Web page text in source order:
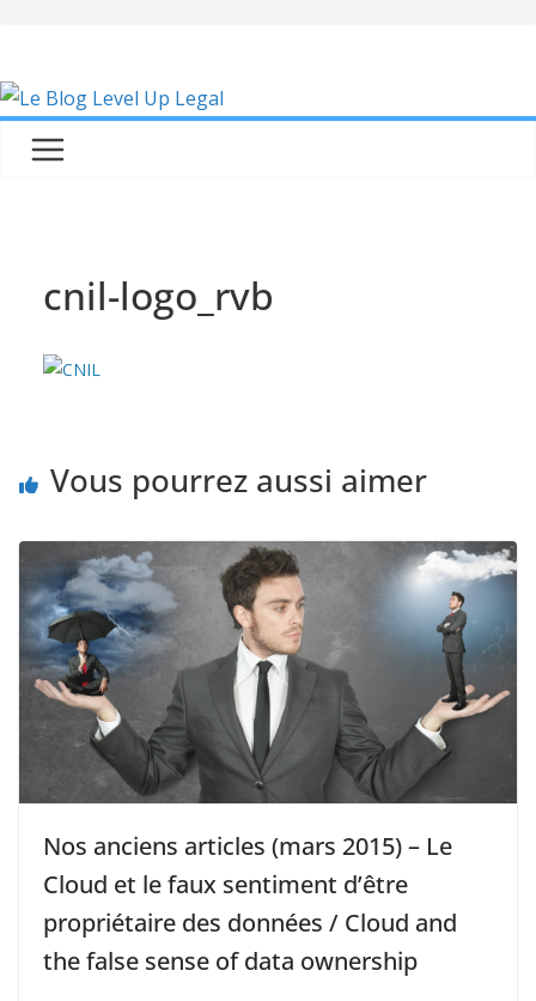
content
cnil-logo_rvb
Vous pourrez aussi aimer
Nos anciens articles (mars 2015) – Le
Cloud et le faux sentiment d’être
propriétaire des données / Cloud and
the false sense of data ownership